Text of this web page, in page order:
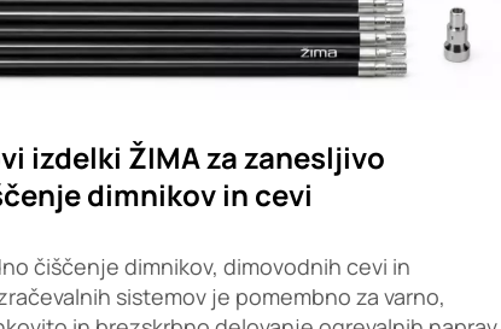
izdelki ŽIMA za zanesljivo
dimnikov in cevi
čiščenje dimnikov, dimovodnih cevi in
sistemov je pomembno za varno,